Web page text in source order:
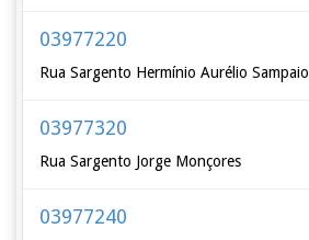
03977220
Rua Sargento Hermínio Aurélio Sampaio
03977320
Rua Sargento Jorge Monçores
03977240